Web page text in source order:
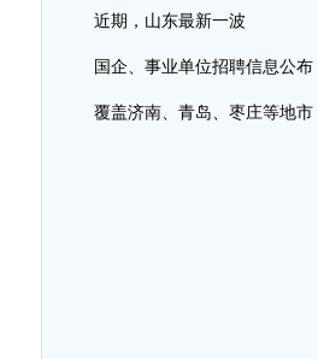
近期，山东最新一波
国企、事业单位招聘信息公布
覆盖济南、青岛、枣庄等地市